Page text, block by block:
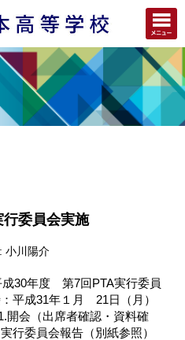
委員会実施
小川陽介
成30年度 第7回PTA実行委員
平成31年１月 21日（月）
（出席者確認・資料確
行委員会報告（別紙参照）